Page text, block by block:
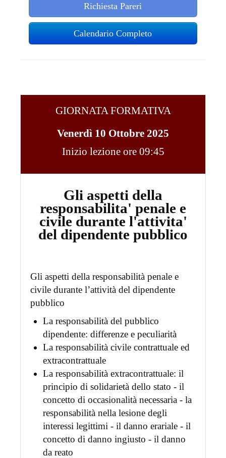
Richiesta Pareri
Calendario Completo
GIORNATA FORMATIVA
Venerdì 10 Ottobre 2025
Inizio lezione ore 09:45
Gli aspetti della
responsabilita' penale e
civile durante l'attivita'
del dipendente pubblico
Gli aspetti della responsabilità penale e
civile durante l’attività del dipendente
pubblico
La responsabilità del pubblico
dipendente: differenze e peculiarità
La responsabilità civile contrattuale ed
extracontrattuale
La responsabilità extracontrattuale: il
principio di solidarietà dello stato - il
concetto di occasionalità necessaria - la
responsabilità nella lesione degli
interessi legittimi - il danno erariale - il
concetto di danno ingiusto - il danno
da reato